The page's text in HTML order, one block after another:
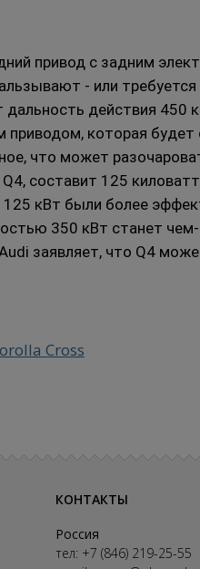
привод с задним
- или
дальность действия 450
которая
что может
составит 125
кВт были более
350 кВт станет
заявляет, что Q4
Cross
КОНТАКТЫ
Россия
тел: +7 (846) 219-25-55